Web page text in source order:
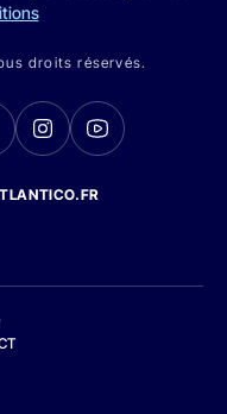
droits réservés.